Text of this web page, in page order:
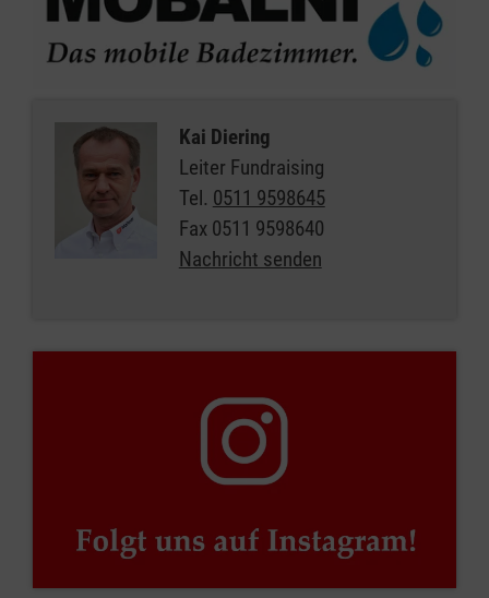
Kai Diering
Leiter Fundraising
Tel. 0511 9598645
Fax 0511 9598640
Nachricht senden